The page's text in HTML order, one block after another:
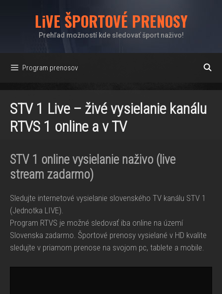
LiVE ŠPORTOVÉ PRENOSY
Prehľad možností kde sledovať šport naživo!
Program prenosov
STV 1 Live – živé vysielanie kanálu
RTVS 1 online a v TV
STV 1 online vysielanie naživo (live
stream zadarmo)
Sledujte internetové vysielanie slovenského TV kanálu STV 1
(Jednotka LIVE).
Program RTVS je možné sledovať iba online na území
Slovenska zadarmo. Športové prenosy vysielané v HD kvalite
sledujte v priamom prenose na svojom pc, tablete a mobile.